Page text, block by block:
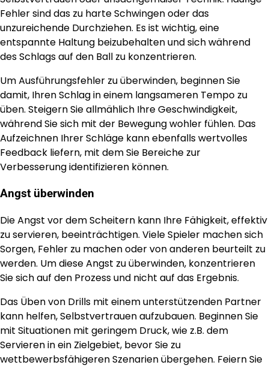
Fehler sind das zu harte Schwingen oder das
unzureichende Durchziehen. Es ist wichtig, eine
entspannte Haltung beizubehalten und sich während
des Schlags auf den Ball zu konzentrieren.
Um Ausführungsfehler zu überwinden, beginnen Sie
damit, Ihren Schlag in einem langsameren Tempo zu
üben. Steigern Sie allmählich Ihre Geschwindigkeit,
während Sie sich mit der Bewegung wohler fühlen. Das
Aufzeichnen Ihrer Schläge kann ebenfalls wertvolles
Feedback liefern, mit dem Sie Bereiche zur
Verbesserung identifizieren können.
Angst überwinden
Die Angst vor dem Scheitern kann Ihre Fähigkeit, effektiv
zu servieren, beeinträchtigen. Viele Spieler machen sich
Sorgen, Fehler zu machen oder von anderen beurteilt zu
werden. Um diese Angst zu überwinden, konzentrieren
Sie sich auf den Prozess und nicht auf das Ergebnis.
Das Üben von Drills mit einem unterstützenden Partner
kann helfen, Selbstvertrauen aufzubauen. Beginnen Sie
mit Situationen mit geringem Druck, wie z.B. dem
Servieren in ein Zielgebiet, bevor Sie zu
wettbewerbsfähigeren Szenarien übergehen. Feiern Sie